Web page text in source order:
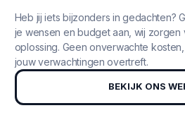
Heb jij iets bijzonders in gedachten?
je wensen en budget aan, wij
oplossing. Geen onverwachte
jouw verwachtingen overtreft.
BEKIJK ONS